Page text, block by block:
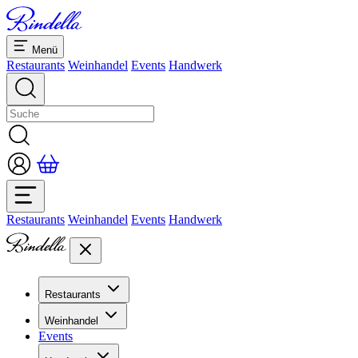
Menü
Restaurants Weinhandel Events Handwerk
Restaurants Weinhandel Events Handwerk
Restaurants
Übersicht Restaurants
Bankette & Events
Dolcezze
Weinhandel
Übersicht
Events